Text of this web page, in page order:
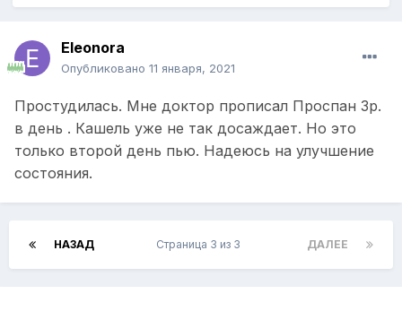
Eleonora
Опубликовано 11 января, 2021
Простудилась. Мне доктор прописал Проспан 3р.
в день . Кашель уже не так досаждает. Но это
только второй день пью. Надеюсь на улучшение
состояния.
НАЗАД ДАЛЕЕ
Страница 3 из 3